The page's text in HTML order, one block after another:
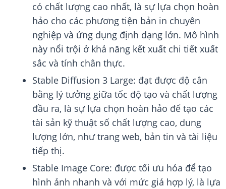
có chất lượng cao nhất, là sự lựa chọn hoàn
hảo cho các phương tiện bản in chuyên
nghiệp và ứng dụng định dạng lớn. Mô hình
này nổi trội ở khả năng kết xuất chi tiết xuất
sắc và tính chân thực.
Stable Diffusion 3 Large: đạt được độ cân
bằng lý tưởng giữa tốc độ tạo và chất lượng
đầu ra, là sự lựa chọn hoàn hảo để tạo các
tài sản kỹ thuật số chất lượng cao, dung
lượng lớn, như trang web, bản tin và tài liệu
tiếp thị.
Stable Image Core: được tối ưu hóa để tạo
hình ảnh nhanh và với mức giá hợp lý, là lựa